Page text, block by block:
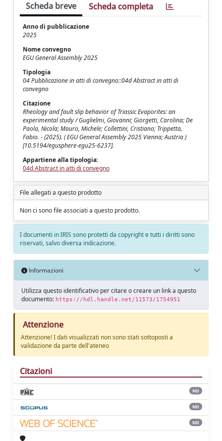
Scheda breve Scheda completa
Anno di pubblicazione
2025
Nome convegno
EGU General Assembly 2025
Tipologia
04 Pubblicazione in atti di convegno::04d Abstract in atti di
convegno
Citazione
Rheology and fault slip behavior of Triassic Evaporites: an
experimental study / Guglielmi, Giovanni; Giorgetti, Carolina; De
Paola, Nicola; Mauro, Michele; Collettini, Cristiano; Trippetta,
Fabio. - (2025). ( EGU General Assembly 2025 Vienna; Austria )
[10.5194/egusphere-egu25-6237].
Appartiene alla tipologia:
04d Abstract in atti di convegno
File allegati a questo prodotto
Non ci sono file associati a questo prodotto.
I documenti in IRIS sono protetti da copyright e tutti i diritti sono
riservati, salvo diversa indicazione.
Informazioni
Utilizza questo identificativo per citare o creare un link a questo
documento: https://hdl.handle.net/11573/1754951
Attenzione
Attenzione! I dati visualizzati non sono stati sottoposti a
validazione da parte dell'ateneo
Citazioni
ND
ND
ND